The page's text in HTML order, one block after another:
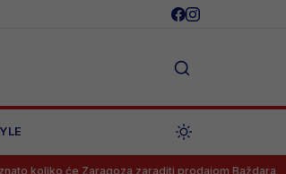
Zaragoza zaraditi prodajom Baždara